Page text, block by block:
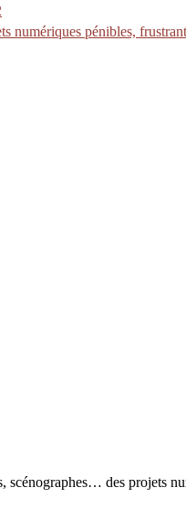
numériques pénibles,
scénographes… des projets